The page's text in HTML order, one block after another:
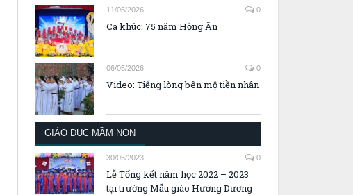
11/05/2026 0
Ca khúc: 75 năm Hồng Ân
06/05/2026 0
Video: Tiếng lòng bên mộ tiền nhân
GIÁO DỤC MẦM NON
30/05/2023 0
Lễ Tổng kết năm học 2022 – 2023
tại trường Mẫu giáo Hướng Dương